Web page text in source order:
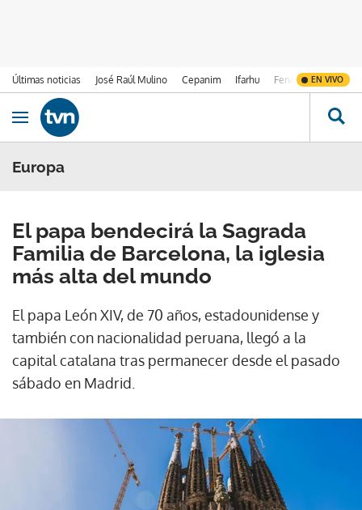
Últimas noticias José Raúl Mulino Cepanim Ifarhu Fenómeno de El
EN VIVO
Ir al contenido
Obrir navegació
Europa
El papa bendecirá la Sagrada
Familia de Barcelona, la iglesia
más alta del mundo
El papa León XIV, de 70 años, estadounidense y
también con nacionalidad peruana, llegó a la
capital catalana tras permanecer desde el pasado
sábado en Madrid.